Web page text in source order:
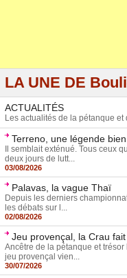
LA UNE DE
ACTUALITÉS
Les actualités de la pétanque et
Terreno, une légende
Il semblait exténué. Tous ceux
deux jours de lutt...
03/08/2026
Palavas, la vague Thaï
Depuis les derniers
les débats sur l...
02/08/2026
Jeu provençal, la Crau
Ancêtre de la pétanque et
jeu provençal vien...
30/07/2026